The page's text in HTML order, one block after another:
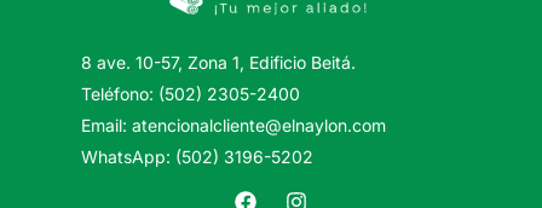
8 ave. 10-57, Zona 1, Edificio Beitá.
Teléfono: (502) 2305-2400
Email: atencionalcliente@elnaylon.com
WhatsApp: (502) 3196-5202